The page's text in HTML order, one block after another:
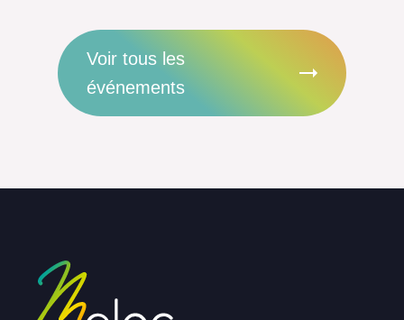
Voir tous les
événements